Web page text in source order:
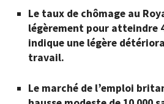
Le taux de chômage au
légèrement pour atteindre
indique une légère
travail.
Le marché de l’emploi